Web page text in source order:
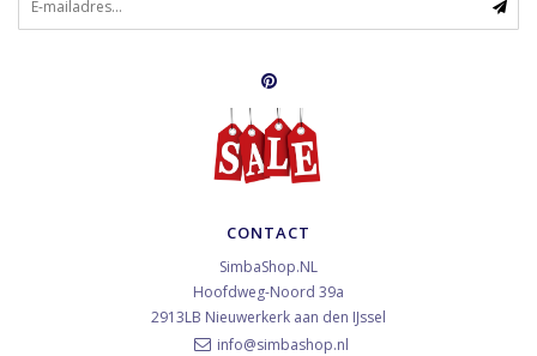
CONTACT
SimbaShop.NL
Hoofdweg-Noord 39a
2913LB Nieuwerkerk aan den IJssel
info@simbashop.nl